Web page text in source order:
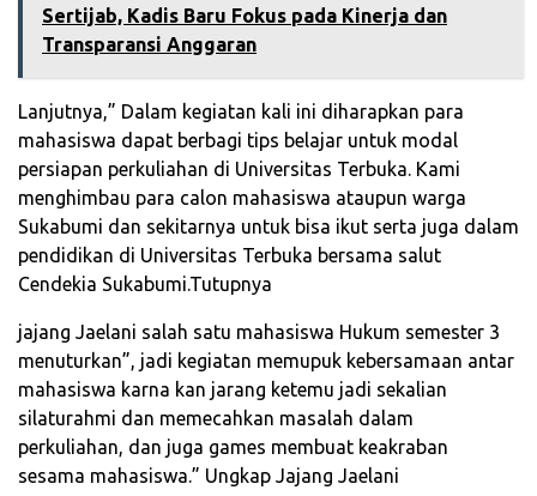
Sertijab, Kadis Baru Fokus pada Kinerja dan
Transparansi Anggaran
Lanjutnya,” Dalam kegiatan kali ini diharapkan para
mahasiswa dapat berbagi tips belajar untuk modal
persiapan perkuliahan di Universitas Terbuka. Kami
menghimbau para calon mahasiswa ataupun warga
Sukabumi dan sekitarnya untuk bisa ikut serta juga dalam
pendidikan di Universitas Terbuka bersama salut
Cendekia Sukabumi.Tutupnya
jajang Jaelani salah satu mahasiswa Hukum semester 3
menuturkan”, jadi kegiatan memupuk kebersamaan antar
mahasiswa karna kan jarang ketemu jadi sekalian
silaturahmi dan memecahkan masalah dalam
perkuliahan, dan juga games membuat keakraban
sesama mahasiswa.” Ungkap Jajang Jaelani